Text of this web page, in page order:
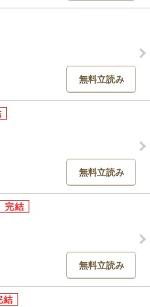
無料立読み
無料立読み
無料立読み